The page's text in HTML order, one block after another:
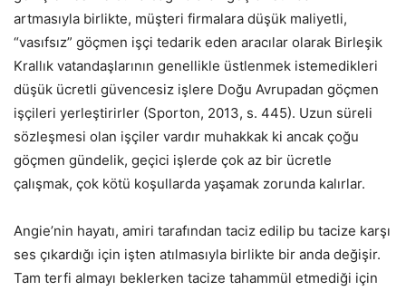
artmasıyla birlikte, müşteri firmalara düşük maliyetli,
“vasıfsız” göçmen işçi tedarik eden aracılar olarak Birleşik
Krallık vatandaşlarının genellikle üstlenmek istemedikleri
düşük ücretli güvencesiz işlere Doğu Avrupadan göçmen
işçileri yerleştirirler (Sporton, 2013, s. 445). Uzun süreli
sözleşmesi olan işçiler vardır muhakkak ki ancak çoğu
göçmen gündelik, geçici işlerde çok az bir ücretle
çalışmak, çok kötü koşullarda yaşamak zorunda kalırlar.
Angie’nin hayatı, amiri tarafından taciz edilip bu tacize karşı
ses çıkardığı için işten atılmasıyla birlikte bir anda değişir.
Tam terfi almayı beklerken tacize tahammül etmediği için